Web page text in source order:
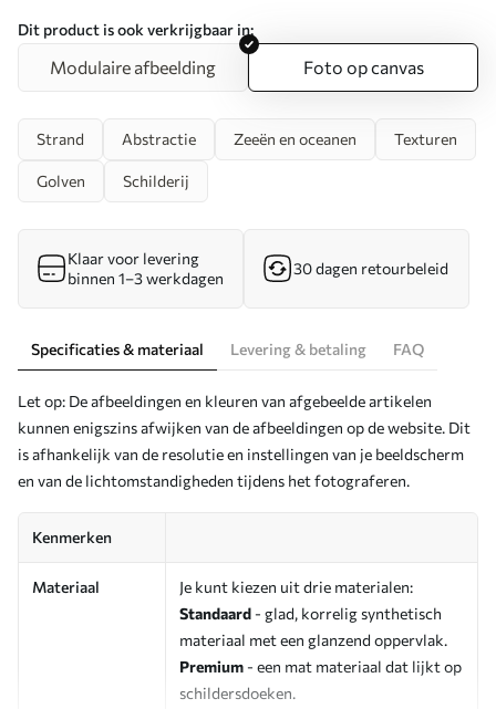
Dit product is ook verkrijgbaar in:
Modulaire afbeelding Foto op canvas
Strand Abstractie Zeeën en oceanen Texturen
Golven Schilderij
Klaar voor levering
binnen 1–3 werkdagen
30 dagen retourbeleid
Specificaties & materiaal Levering & betaling FAQ
Let op: De afbeeldingen en kleuren van afgebeelde artikelen
kunnen enigszins afwijken van de afbeeldingen op de website. Dit
is afhankelijk van de resolutie en instellingen van je beeldscherm
en van de lichtomstandigheden tijdens het fotograferen.
Kenmerken
Materiaal
Je kunt kiezen uit drie materialen:
Standaard - glad, korrelig synthetisch
materiaal met een glanzend oppervlak.
Premium - een mat materiaal dat lijkt op
schildersdoeken.